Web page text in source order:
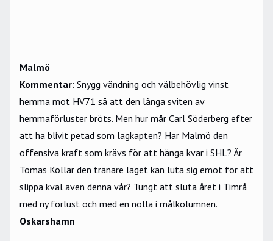
Malmö
Kommentar: Snygg vändning och välbehövlig vinst
hemma mot HV71 så att den långa sviten av
hemmaförluster bröts. Men hur mår Carl Söderberg efter
att ha blivit petad som lagkapten? Har Malmö den
offensiva kraft som krävs för att hänga kvar i SHL? Är
Tomas Kollar den tränare laget kan luta sig emot för att
slippa kval även denna vår? Tungt att sluta året i Timrå
med ny förlust och med en nolla i målkolumnen.
Oskarshamn